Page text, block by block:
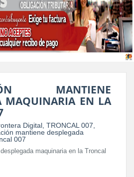
MANTIENE
MAQUINARIA EN LA
maquinaria en la Troncal